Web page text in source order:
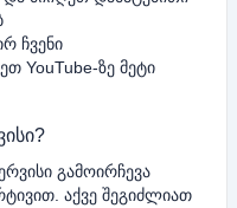
ჩვენი
YouTube-ზე მეტი
გამოირჩევა
აქვე შეგიძლიათ